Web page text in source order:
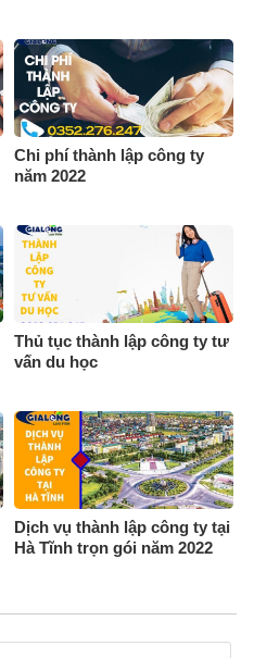
Chi phí thành lập công ty
năm 2022
Thủ tục thành lập công ty tư
vấn du học
Dịch vụ thành lập công ty tại
Hà Tĩnh trọn gói năm 2022